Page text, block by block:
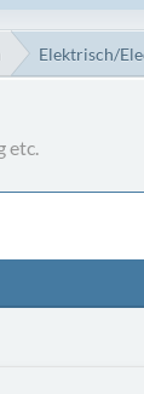
Elektrisch/
etc.